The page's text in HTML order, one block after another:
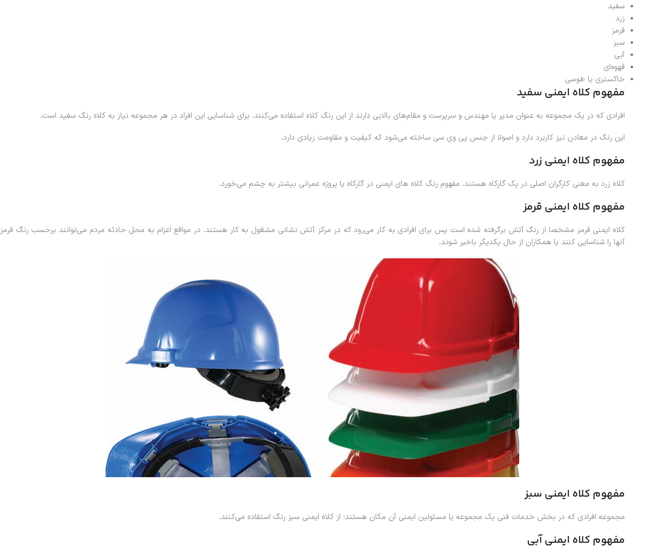
سفید
زرد
قرمز
سبز
آبی
قهوه‌ای
خاکستری یا طوسی
مفهوم کلاه ایمنی سفید
افرادی که در یک‌ مجموعه به عنوان مدیر یا مهندس و سرپرست و مقام‌های بالایی دارند از این رنگ‌ کلاه استفاده می‌کنند. برای شناسایی این افراد در هر مجموعه نیاز به کلاه رنگ سفید است.
این رنگ در معادن نیز کاربرد دارد و اصولا از جنس پی وی سی ساخته می‌شود که کیفیت و مقاومت زیادی دارد.
مفهوم کلاه ایمنی زرد
کلاه زرد به معنی کارگران اصلی در یک گارکاه هستند. مفهوم رنگ کلاه های ایمنی در گارکاه یا پروژه عمرانی بیشتر به چشم می‌خورد.
مفهوم کلاه ایمنی قرمز
کلاه ایمنی قرمز مشخصا از رنگ آتش برگرفته شده است پس برای افرادی به کار می‌رود که در مرکز آتش نشانی مشغول به کار هستند. در مواقع اعزام به محل حادثه مردم می‌توانند برحسب رنگ قرمز
آنها را شناسایی کنند یا همکاران از حال یکدیگر باخبر شوند.
مفهوم کلاه ایمنی سبز
مجموعه افرادی که در بخش خدمات فنی یک مجموعه یا مسئولین ایمنی آن مکان هستند؛ از کلاه ایمنی سبز رنگ استفاده می‌کنند.
مفهوم کلاه ایمنی آبی